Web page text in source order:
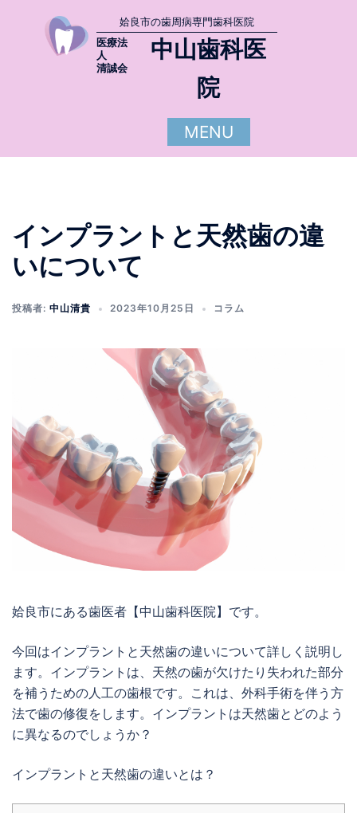
姶良市の歯周病専門歯科医院
医療法
人
清誠会
中山歯科医
院
MENU
インプラントと天然歯の違
いについて
投稿者: 中山清貴 2023年10月25日 コラム
姶良市にある歯医者【中山歯科医院】です。
今回はインプラントと天然歯の違いについて詳しく説明し
ます。インプラントは、天然の歯が欠けたり失われた部分
を補うための人工の歯根です。これは、外科手術を伴う方
法で歯の修復をします。インプラントは天然歯とどのよう
に異なるのでしょうか？
インプラントと天然歯の違いとは？